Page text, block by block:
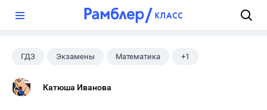
ГДЗ Экзамены Математика +1
Ященко И.В.
Катюша Иванова